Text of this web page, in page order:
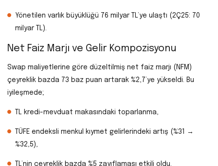
Yönetilen varlık büyüklüğü 76 milyar TL’ye ulaştı (2Ç25: 70
milyar TL).
Net Faiz Marjı ve Gelir Kompozisyonu
Swap maliyetlerine göre düzeltilmiş net faiz marjı (NFM)
çeyreklik bazda 73 baz puan artarak %2,7’ye yükseldi. Bu
iyileşmede;
TL kredi-mevduat makasındaki toparlanma,
TÜFE endeksli menkul kıymet gelirlerindeki artış (%31 →
%32,5),
TL’nin çeyreklik bazda %5 zayıflaması etkili oldu.